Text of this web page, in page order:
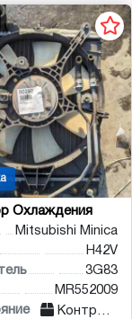
Охлаждения
Mitsubishi Minica
H42V
3G83
MR552009
Контракт